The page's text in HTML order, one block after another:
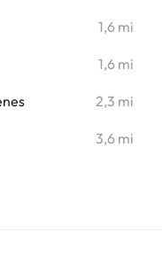
1,6 mi
1,6 mi
2,3 mi
3,6 mi